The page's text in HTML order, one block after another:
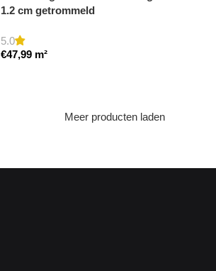
1.2 cm getrommeld
5.0
€47,99 m²
Meer producten laden